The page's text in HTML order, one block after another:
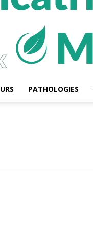
PATHOLOGIES